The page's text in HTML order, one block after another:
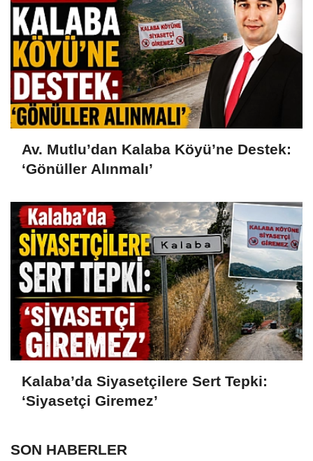
Av. Mutlu’dan Kalaba Köyü’ne Destek:
‘Gönüller Alınmalı’
Kalaba’da Siyasetçilere Sert Tepki:
‘Siyasetçi Giremez’
SON HABERLER